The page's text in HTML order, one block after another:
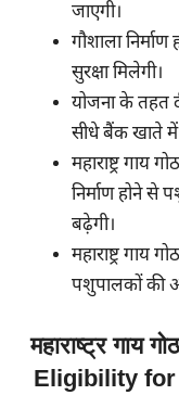
जाएगी।
गौशाला
सुरक्षा मिलेगी।
योजना के तहत
सीधे बैंक खाते में
महाराष्ट्र गाय
निर्माण होने से
बढ़ेगी।
महाराष्ट्र गाय
पशुपालकों की
महाराष्ट्र गाय
Eligibility for